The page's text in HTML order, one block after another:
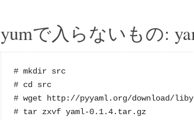
yumで入らないもの:
# mkdir src
# cd src
# wget http://pyyaml.org/download/
# tar zxvf yaml-0.1.4.tar.gz